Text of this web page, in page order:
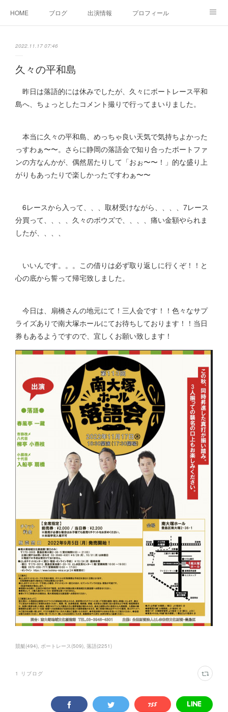
HOME ブログ 出演情報 プロフィール
2022.11.17 07:46
久々の平和島
昨日は落語的には休みでしたが、久々にボートレース平和
島へ、ちょっとしたコメント撮りで行ってまいりました。
本当に久々の平和島、めっちゃ良い天気で気持ちよかった
っすわぁ〜〜。さらに静岡の落語会で知り合ったボートファ
ンの方なんかが、偶然居たりして「おぉ〜〜！」的な盛り上
がりもあったりで楽しかったですわぁ〜〜
6レースから入って、、、取材受けながら、、、、7レース
分買って、、、、久々のボウズで、、、、痛い金額やられま
したが、、、、
いいんです。。。この借りは必ず取り返しに行くぞ！！と
心の底から誓って帰宅致しました。
今日は、扇橋さんの地元にて！三人会です！！色々なサプ
ライズありで南大塚ホールにてお待ちしております！！当日
券もあるようですので、宜しくお願い致します！
競艇(494) ボートレース(509) 落語(2251)
1 リブログ